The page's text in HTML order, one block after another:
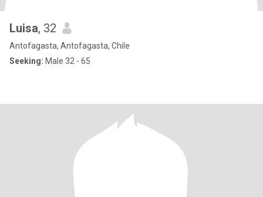
Luisa, 32
Antofagasta, Antofagasta, Chile
Seeking: Male 32 - 65